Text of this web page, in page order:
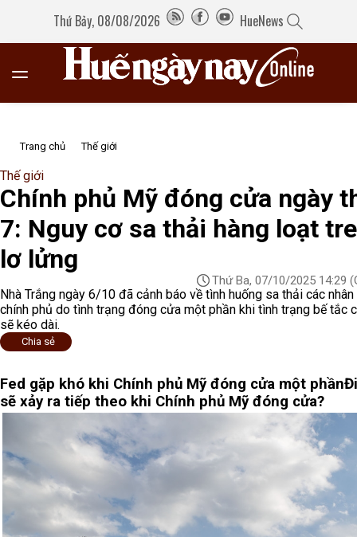
Thứ Bảy, 08/08/2026 HueNews
Trang chủ Thế giới
Thế giới
Chính phủ Mỹ đóng cửa ngày
7: Nguy cơ sa thải hàng loạt
lơ lửng
Thứ Ba, 07/10/2025 14:29
Nhà Trắng ngày 6/10 đã cảnh báo về tình huống sa thải các
chính phủ do tình trạng đóng cửa một phần khi tình trạng bế tắc
sẽ kéo dài.
Chia sẻ
Fed gặp khó khi Chính phủ Mỹ đóng cửa một phần
sẽ xảy ra tiếp theo khi Chính phủ Mỹ đóng cửa?